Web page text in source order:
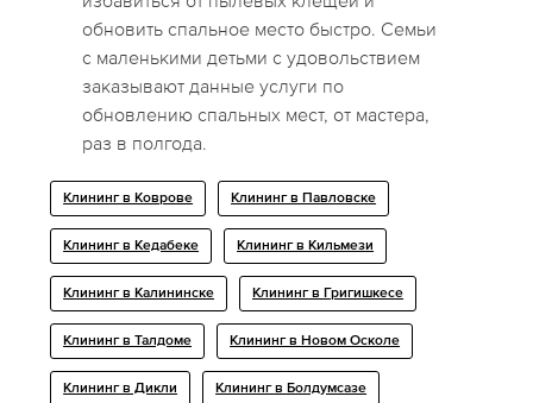
обновить спальное место быстро. Семьи
с маленькими детьми с удовольствием
заказывают данные услуги по
обновлению спальных мест, от мастера,
раз в полгода.
Клининг в Коврове Клининг в Павловске
Клининг в Кедабеке Клининг в Кильмези
Клининг в Калининске Клининг в Григишкесе
Клининг в Талдоме Клининг в Новом Осколе
Клининг в Дикли Клининг в Болдумсазе